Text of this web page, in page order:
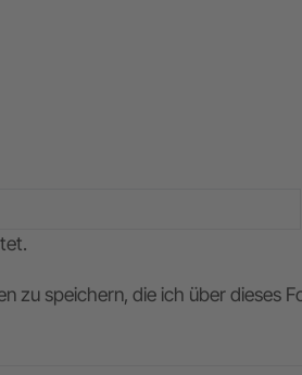
zu speichern, die ich über dieses